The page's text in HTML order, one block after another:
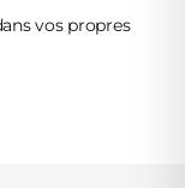
vos propres